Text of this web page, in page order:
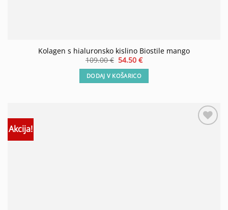
Kolagen s hialuronsko kislino Biostile mango
109.00€ Izvirna
cena
je
bila:
109.00 €.
54.50€Trenutna
cena
DODAJ V KOŠARICO
Akcija!